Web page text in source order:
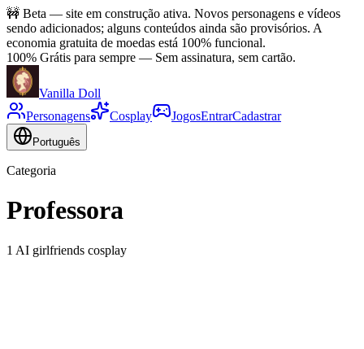
🚧 Beta — site em construção ativa. Novos personagens e vídeos
sendo adicionados; alguns conteúdos ainda são provisórios. A
economia gratuita de moedas está 100% funcional.
100% Grátis para sempre — Sem assinatura, sem cartão.
Vanilla Doll
Personagens
Cosplay JogosEntrarCadastrar
Português
Categoria
Professora
1 AI girlfriends cosplay